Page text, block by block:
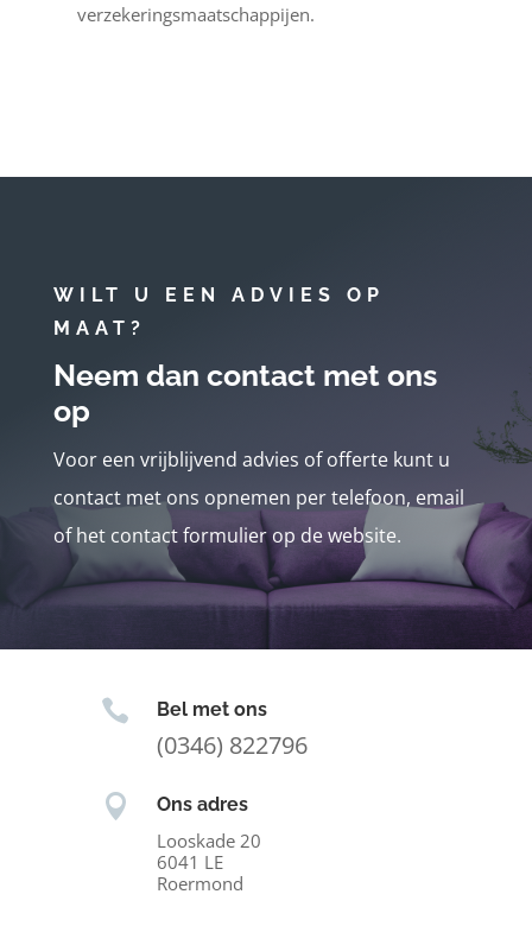
verzekeringsmaatschappijen.
WILT U EEN ADVIES OP
MAAT?
Neem dan contact met ons
op
Voor een vrijblijvend advies of offerte kunt u
contact met ons opnemen per telefoon, email
of het contact formulier op de website.
 Bel met ons
(0346) 822796
 Ons adres
Looskade 20
6041 LE
Roermond